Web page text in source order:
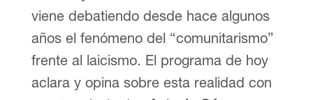
viene debatiendo desde hace algunos
años el fenómeno del “comunitarismo”
frente al laicismo. El programa de hoy
aclara y opina sobre esta realidad con